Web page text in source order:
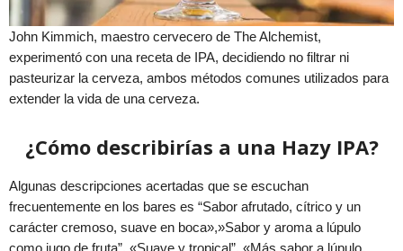
John Kimmich, maestro cervecero de The Alchemist,
experimentó con una receta de IPA, decidiendo no filtrar ni
pasteurizar la cerveza, ambos métodos comunes utilizados para
extender la vida de una cerveza.
¿Cómo describirías a una Hazy IPA?
Algunas descripciones acertadas que se escuchan
frecuentemente en los bares es “Sabor afrutado, cítrico y un
carácter cremoso, suave en boca»,»Sabor y aroma a lúpulo
como jugo de fruta”, «Suave y tropical”, «Más sabor a lúpulo,